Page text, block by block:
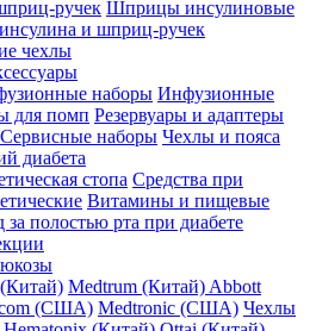
ручек Шприцы инсулиновые
и шприц-ручек
чехлы
наборы Инфузионные
для помп Резервуары и адаптеры
Сервисные наборы Чехлы и пояса
диабета
стопа Средства при
Витамины и пищевые
за полостью рта при диабете
Medtrum (Китай) Abbott
(США) Medtronic (США) Чехлы